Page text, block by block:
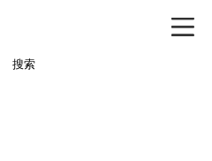
搜索